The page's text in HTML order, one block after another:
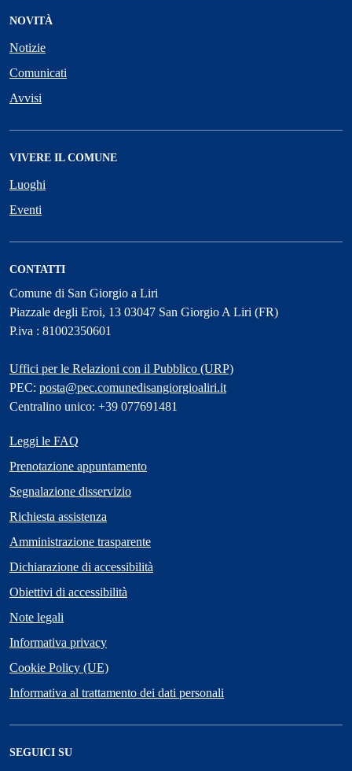
NOVITÀ
Notizie
Comunicati
Avvisi
VIVERE IL COMUNE
Luoghi
Eventi
CONTATTI
Comune di San Giorgio a Liri
Piazzale degli Eroi, 13 03047 San Giorgio A Liri (FR)
P.iva : 81002350601
Uffici per le Relazioni con il Pubblico (URP)
PEC: posta@pec.comunedisangiorgioaliri.it
Centralino unico: +39 077691481
Leggi le FAQ
Prenotazione appuntamento
Segnalazione disservizio
Richiesta assistenza
Amministrazione trasparente
Dichiarazione di accessibilità
Obiettivi di accessibilità
Note legali
Informativa privacy
Cookie Policy (UE)
Informativa al trattamento dei dati personali
SEGUICI SU